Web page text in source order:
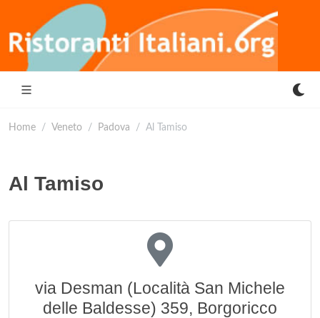
Home Veneto Padova Al Tamiso
Al Tamiso
via Desman (Località San Michele
delle Baldesse) 359, Borgoricco